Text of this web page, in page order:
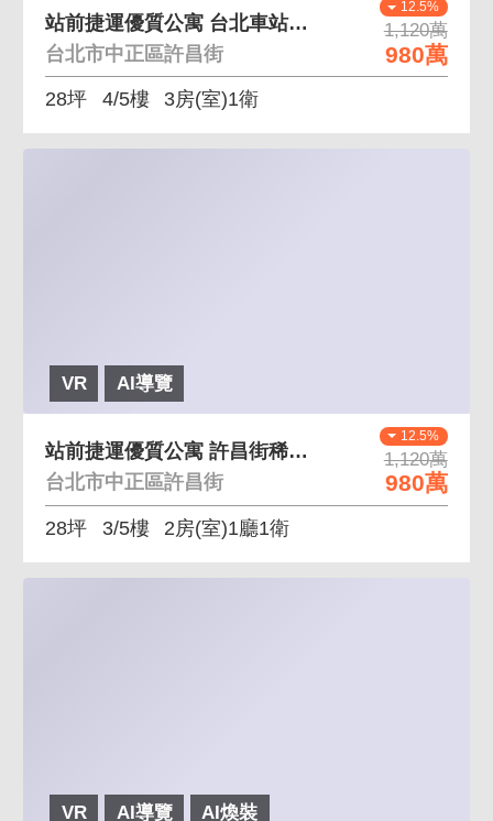
12.5%
1,120萬
980萬
站前捷運優質公寓 台北車站六鐵共構，交通超方便
台北市中正區許昌街
28坪 4/5樓 3房(室)1衛
VR AI導覽
12.5%
1,120萬
980萬
站前捷運優質公寓 許昌街稀有釋出，人潮多
台北市中正區許昌街
28坪 3/5樓 2房(室)1廳1衛
VR AI導覽 AI煥裝